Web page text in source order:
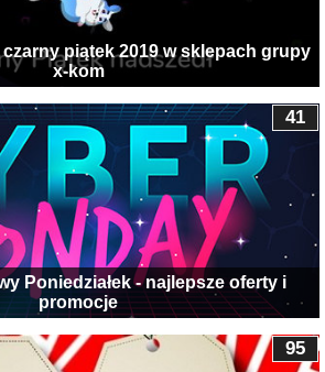
piątek 2019 w sklepach grupy
x-kom
Poniedziałek - najlepsze oferty i
promocje
41
95